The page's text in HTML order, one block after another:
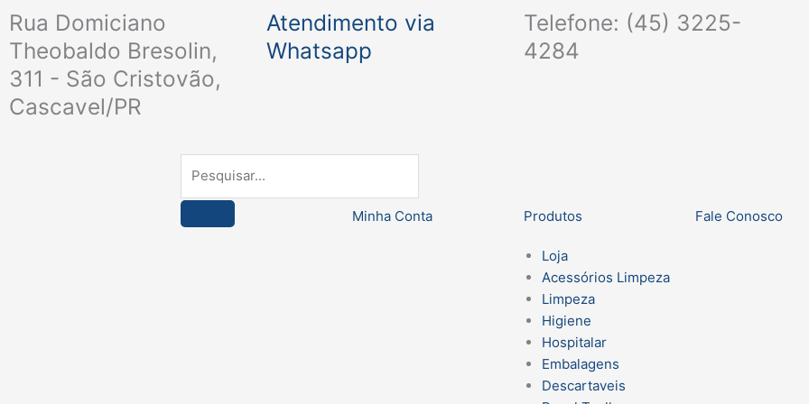
para
conteúdo
Rua Domiciano
Theobaldo Bresolin,
311 - São Cristovão,
Cascavel/PR
Atendimento via
Whatsapp
Telefone: (45) 3225-
4284
Minha Conta Produtos Fale Conosco
Loja
Acessórios Limpeza
Limpeza
Higiene
Hospitalar
Embalagens
Descartaveis